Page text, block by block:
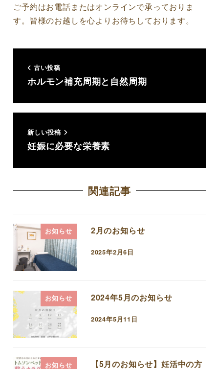
ご予約はお電話またはオンラインで承っておりま
す。皆様のお越しを心よりお待ちしております。
古い投稿
ホルモン補充周期と自然周期
新しい投稿
妊娠に必要な栄養素
関連記事
お知らせ 2月のお知らせ
投稿日
2025年2月6日
お知らせ 2024年5月のお知らせ
投稿日
2024年5月11日
お知らせ 【5月のお知らせ】妊活中の方